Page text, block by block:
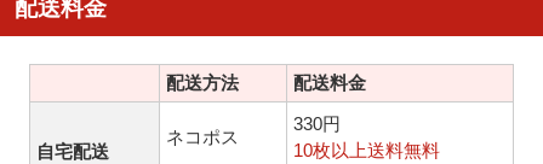
配送料金
配送方法 配送料金
自宅配送
ネコポス
330円
10枚以上送料無料